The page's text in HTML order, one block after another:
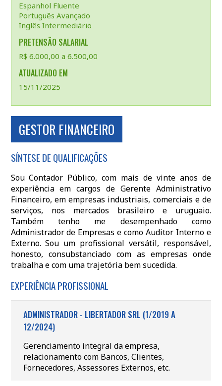
Espanhol Fluente
Português Avançado
Inglês Intermediário
PRETENSÃO SALARIAL
R$ 6.000,00 a 6.500,00
ATUALIZADO EM
15/11/2025
GESTOR FINANCEIRO
SÍNTESE DE QUALIFICAÇÕES
Sou Contador Público, com mais de vinte anos de
experiência em cargos de Gerente Administrativo
Financeiro, em empresas industriais, comerciais e de
serviços, nos mercados brasileiro e uruguaio.
Também tenho me desempenhado como
Administrador de Empresas e como Auditor Interno e
Externo. Sou um profissional versátil, responsável,
honesto, consubstanciado com as empresas onde
trabalha e com uma trajetória bem sucedida.
EXPERIÊNCIA PROFISSIONAL
ADMINISTRADOR - LIBERTADOR SRL (1/2019 A
12/2024)
Gerenciamento integral da empresa,
relacionamento com Bancos, Clientes,
Fornecedores, Assessores Externos, etc.